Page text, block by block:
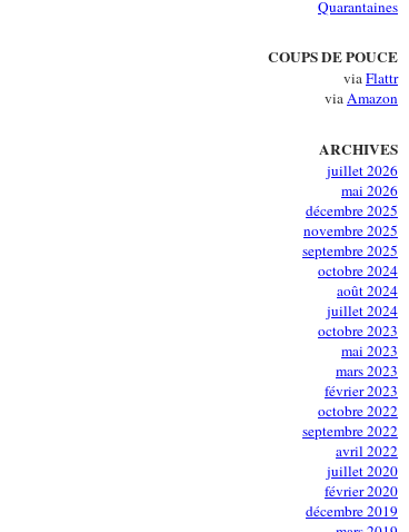
Quarantaines
COUPS DE POUCE
viaFlattr
viaAmazon
ARCHIVES
juillet 2026
mai 2026
décembre 2025
novembre 2025
septembre 2025
octobre 2024
août 2024
juillet 2024
octobre 2023
mai 2023
mars 2023
février 2023
octobre 2022
septembre 2022
avril 2022
juillet 2020
février 2020
décembre 2019